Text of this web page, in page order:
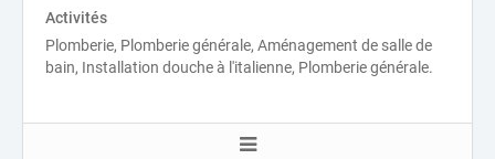
Activités
Plomberie, Plomberie générale, Aménagement de salle de
bain, Installation douche à l'italienne, Plomberie générale.